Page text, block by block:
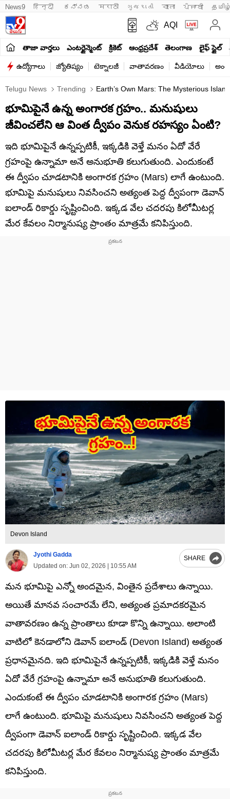
News9 हिन्दी ಕನ್ನಡ मराठी ગુજરાતી বাংলা ਪੰਜਾਬੀ
AQI
తాజా వార్తలు ఎంటర్టైన్మెంట్ క్రికెట్ ఆంధ్రప్రదేశ్ తెలంగాణ లైఫ్ స్టైల్
ఉద్యోగాలు జ్యోతిష్యం టెక్నాలజీ వాతావరణం వీడియోలు
Telugu News Trending Earth’s Own Mars: The Mysterious
భూమిపైనే ఉన్న అంగారక గ్రహం.. మనుషులు
జీవించలేని ఆ వింత ద్వీపం వెనుక రహస్యం ఏంటి?
ఇది భూమిపైనే ఉన్నప్పటికీ, ఇక్కడికి వెళ్తే మనం ఏదో వేరే
గ్రహంపై ఉన్నామా అనే అనుభూతి కలుగుతుంది. ఎందుకంటే
ఈ ద్వీపం చూడటానికి అంగారక గ్రహం (Mars) లాగే ఉంటుంది.
భూమిపై మనుషులు నివసించని అత్యంత పెద్ద ద్వీపంగా డెవాన్
ఐలాండ్ రికార్డు సృష్టించింది. ఇక్కడ వేల చదరపు కిలోమీటర్ల
మేర కేవలం నిర్మానుష్య ప్రాంతం మాత్రమే కనిపిస్తుంది.
Devon Island
Jyothi Gadda
Updated on: Jun 02, 2026 | 10:55 AM
SHARE
మన భూమిపై ఎన్నో అందమైన, వింతైన ప్రదేశాలు ఉన్నాయి.
అయితే మానవ సంచారమే లేని, అత్యంత ప్రమాదకరమైన
వాతావరణం ఉన్న ప్రాంతాలు కూడా కొన్ని ఉన్నాయి. అలాంటి
వాటిలో కెనడాలోని డెవాన్ ఐలాండ్ (Devon Island) అత్యంత
ప్రధానమైనది. ఇది భూమిపైనే ఉన్నప్పటికీ, ఇక్కడికి వెళ్తే మనం
ఏదో వేరే గ్రహంపై ఉన్నామా అనే అనుభూతి కలుగుతుంది.
ఎందుకంటే ఈ ద్వీపం చూడటానికి అంగారక గ్రహం (Mars)
లాగే ఉంటుంది. భూమిపై మనుషులు నివసించని అత్యంత పెద్ద
ద్వీపంగా డెవాన్ ఐలాండ్ రికార్డు సృష్టించింది. ఇక్కడ వేల
చదరపు కిలోమీటర్ల మేర కేవలం నిర్మానుష్య ప్రాంతం మాత్రమే
కనిపిస్తుంది.